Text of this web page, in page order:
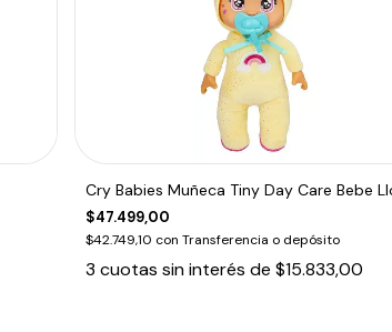
Cry Babies Muñeca Tiny Day Care Bebe
$47.499,00
$42.749,10 con Transferencia o depósito
3 cuotas sin interés de $15.833,00